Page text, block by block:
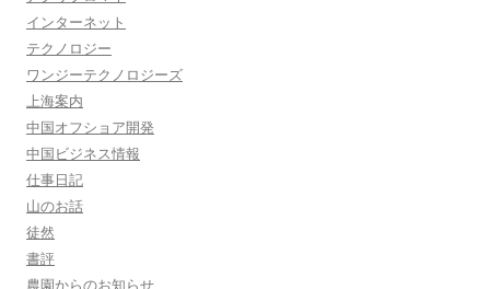
インターネット
テクノロジー
ワンジーテクノロジーズ
上海案内
中国オフショア開発
中国ビジネス情報
仕事日記
山のお話
徒然
書評
農園からのお知らせ